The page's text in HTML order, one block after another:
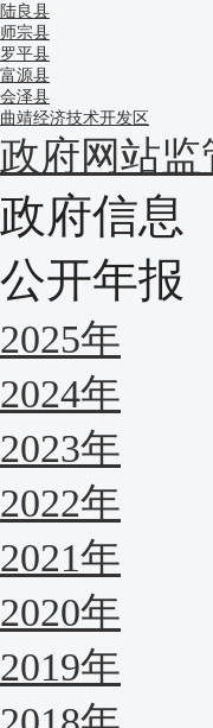
陆良县
师宗县
罗平县
富源县
会泽县
曲靖经济技术开发区
政府网站
政府信息
公开年报
2025年
2024年
2023年
2022年
2021年
2020年
2019年